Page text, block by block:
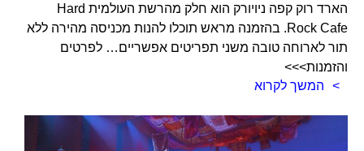
הארד רוק קפה ניויורק הוא חלק מהרשת העולמית Hard
Rock Cafe. בהזמנה מראש תוכלו להנות מכניסה מהירה ללא
תור לארוחה טובה משני תפריטים אפשריים… לפרטים
והזמנות>>>
המשך לקרוא